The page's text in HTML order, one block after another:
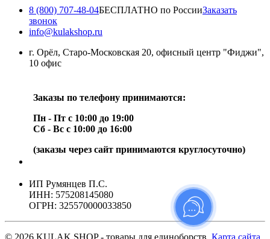
8 (800) 707-48-04БЕСПЛАТНО по РоссииЗаказать
звонок
info@kulakshop.ru
г. Орёл, Старо-Московская 20, офисный центр "Фиджи",
10 офис
Заказы по телефону принимаются:
Пн - Пт с 10:00 до 19:00
Сб - Вс с 10:00 до 16:00
(заказы через сайт принимаются круглосуточно)
ИП Румянцев П.С.
ИНН: 575208145080
ОГРН: 325570000033850